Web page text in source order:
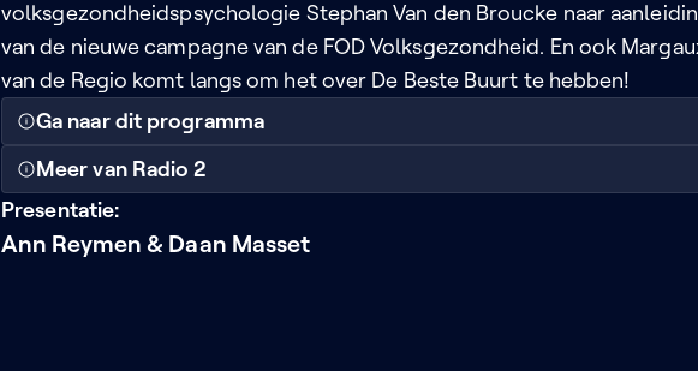
volksgezondheidspsychologie Stephan Van den Broucke naar
van de nieuwe campagne van de FOD Volksgezondheid. En ook
van de Regio komt langs om het over De Beste Buurt te hebben!
Ga naar dit programma
Meer van Radio 2
Presentatie:
Ann Reymen & Daan Masset